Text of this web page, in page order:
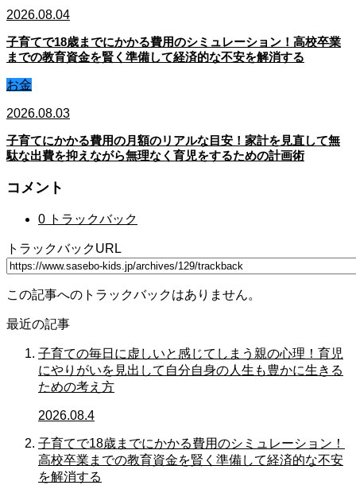
2026.08.04
子育てで18歳までにかかる費用のシミュレーション！高校卒業
までの教育資金を賢く準備して経済的な不安を解消する
お金
2026.08.03
子育てにかかる費用の月額のリアルな目安！家計を見直して無
駄な出費を抑えながら無理なく育児をするための計画術
コメント
0 トラックバック
トラックバックURL
この記事へのトラックバックはありません。
最近の記事
子育ての毎日に虚しいと感じてしまう親の心理！育児
にやりがいを見出して自分自身の人生も豊かに生きる
ための考え方
2026.08.4
子育てで18歳までにかかる費用のシミュレーション！
高校卒業までの教育資金を賢く準備して経済的な不安
を解消する